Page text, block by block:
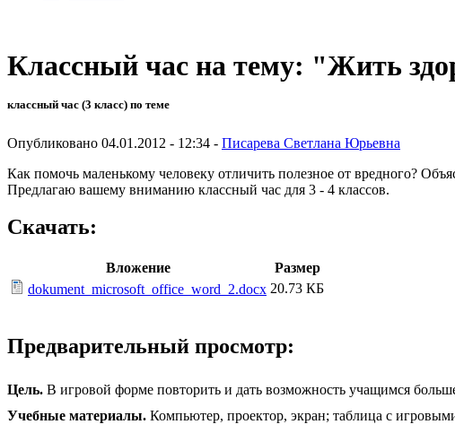
Классный час на тему: "Жить
классный час (3 класс) по теме
Опубликовано 04.01.2012 - 12:34 - Писарева Светлана Юрьевна
Как помочь маленькому человеку отличить полезное от вредного?
Предлагаю вашему вниманию классный час для 3 - 4 классов.
Скачать:
Вложение
Размер
dokument_microsoft_office_word_2.docx 20.73 КБ
Предварительный просмотр:
Цель. В игровой форме повторить и дать возможность учащимся
Учебные материалы. Компьютер, проектор, экран; таблица с